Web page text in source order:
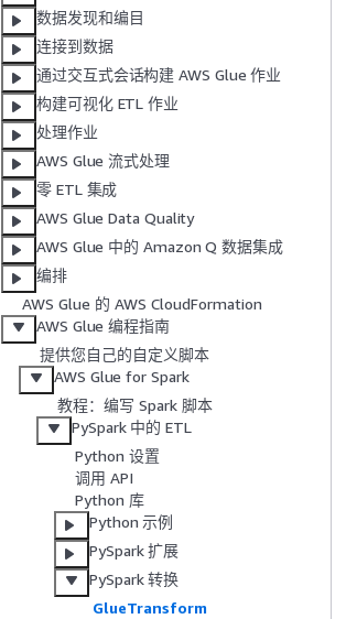
数据发现和编目
连接到数据
通过交互式会话构建 AWS Glue 作业
构建可视化 ETL 作业
处理作业
AWS Glue 流式处理
零 ETL 集成
AWS Glue Data Quality
AWS Glue 中的 Amazon Q 数据集成
编排
AWS Glue 的 AWS CloudFormation
AWS Glue 编程指南
提供您自己的自定义脚本
AWS Glue for Spark
教程：编写 Spark 脚本
PySpark 中的 ETL
Python 设置
调用 API
Python 库
Python 示例
PySpark 扩展
PySpark 转换
GlueTransform